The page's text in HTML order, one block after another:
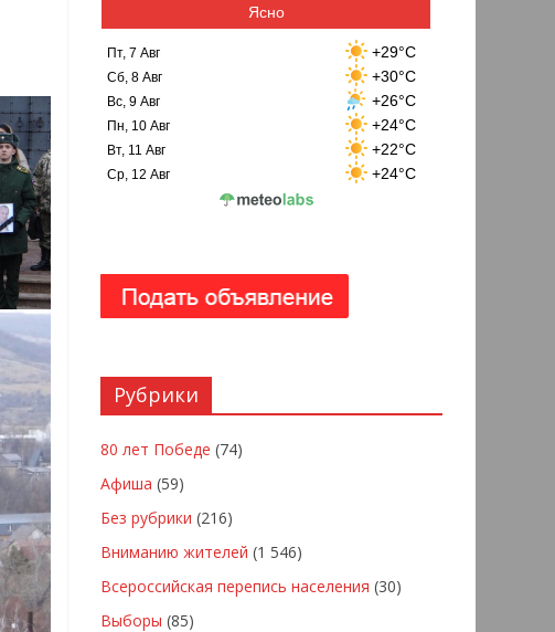
Ясно
Пт, 7 Авг +29°C
Сб, 8 Авг +30°C
Вс, 9 Авг +26°C
Пн, 10 Авг +24°C
Вт, 11 Авг +22°C
Ср, 12 Авг +24°C
Рубрики
80 лет Победе (74)
Афиша (59)
Без рубрики (216)
Вниманию жителей (1 546)
Всероссийская перепись населения (30)
Выборы (85)